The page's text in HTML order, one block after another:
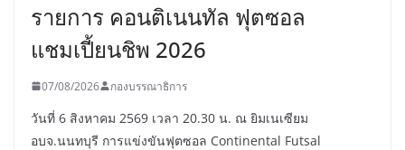
รายการ คอนติเนนทัล ฟุตซอล
แชมเปี้ยนชิพ 2026
07/08/2026 กองบรรณาธิการ
วันที่ 6 สิงหาคม 2569 เวลา 20.30 น. ณ ยิมเนเซียม
อบจ.นนทบุรี การแข่งขันฟุตซอล Continental Futsal